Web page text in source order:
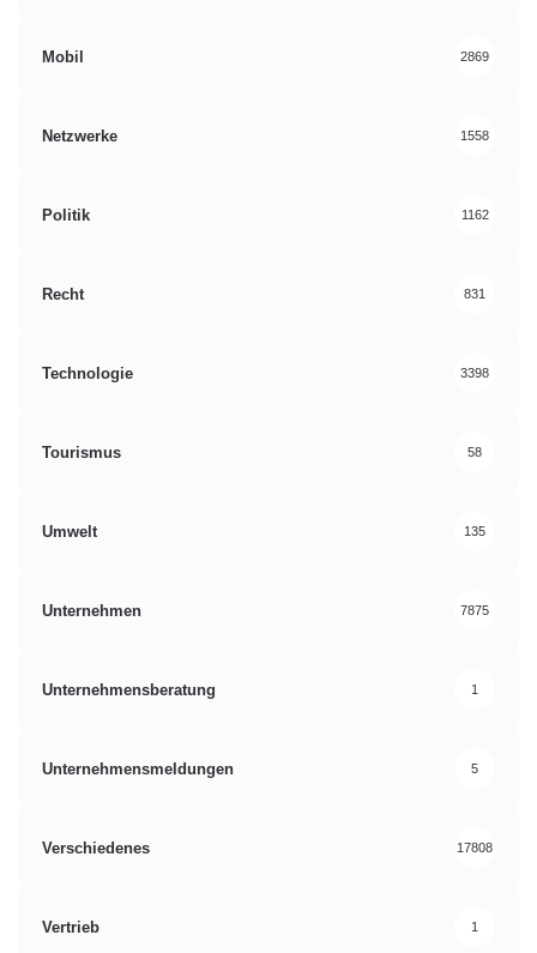
Mobil 2869
Netzwerke 1558
Politik 1162
Recht 831
Technologie 3398
Tourismus 58
Umwelt 135
Unternehmen 7875
Unternehmensberatung 1
Unternehmensmeldungen 5
Verschiedenes 17808
Vertrieb 1